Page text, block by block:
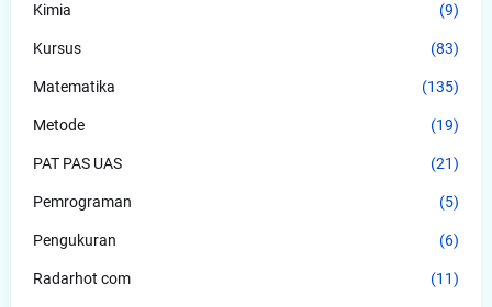
Kimia (9)
Kursus (83)
Matematika (135)
Metode (19)
PAT PAS UAS (21)
Pemrograman (5)
Pengukuran (6)
Radarhot com (11)